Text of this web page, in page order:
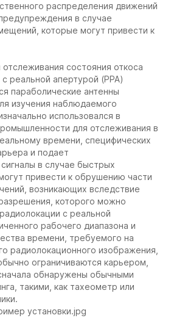
распределения движений
в случае
которые могут привести к
состояния откоса
реальной апертурой (РРА)
параболические антенны
изучения наблюдаемого
использовался в
для отслеживания в
времени, специфических
и подает
в случае быстрых
привести к обрушению части
возникающих вследствие
которого можно
с реальной
рабочего диапазона и
времени, требуемого на
радиолокационного изображения,
ограничиваются карьером,
обнаружены обычными
такими, как тахеометр или